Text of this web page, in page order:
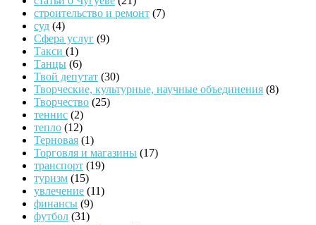
строительство и ремонт (7)
суд (4)
Сфера услуг (9)
Такси (1)
Танцы (6)
Твой депутат (30)
Творческие, культурные, научные объединения (8)
Творчество (25)
теннис (2)
тепло (12)
Терновая (1)
Торговля и магазины (17)
транспорт (19)
туризм (15)
увлечение (11)
финансы (9)
футбол (31)